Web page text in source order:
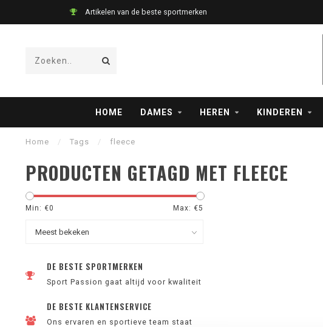
Artikelen van de beste sportmerken
HOME DAMES HEREN KINDEREN
Home / Tags / fleece
PRODUCTEN GETAGD MET FLEECE
Min: €0 Max: €5
DE BESTE SPORTMERKEN
Sport Passion gaat altijd voor kwaliteit
DE BESTE KLANTENSERVICE
Ons ervaren en sportieve team staat